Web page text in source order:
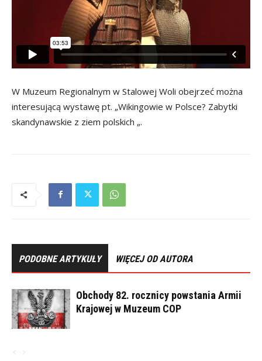
W Muzeum Regionalnym w Stalowej Woli obejrzeć można
interesującą wystawę pt. „Wikingowie w Polsce? Zabytki
skandynawskie z ziem polskich „.
PODOBNE ARTYKUŁY WIĘCEJ OD AUTORA
Obchody 82. rocznicy powstania Armii
Krajowej w Muzeum COP